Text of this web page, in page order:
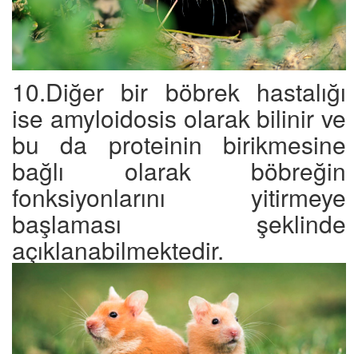
10.Diğer bir böbrek hastalığı
ise amyloidosis olarak bilinir ve
bu da proteinin birikmesine
bağlı olarak böbreğin
fonksiyonlarını yitirmeye
başlaması şeklinde
açıklanabilmektedir.